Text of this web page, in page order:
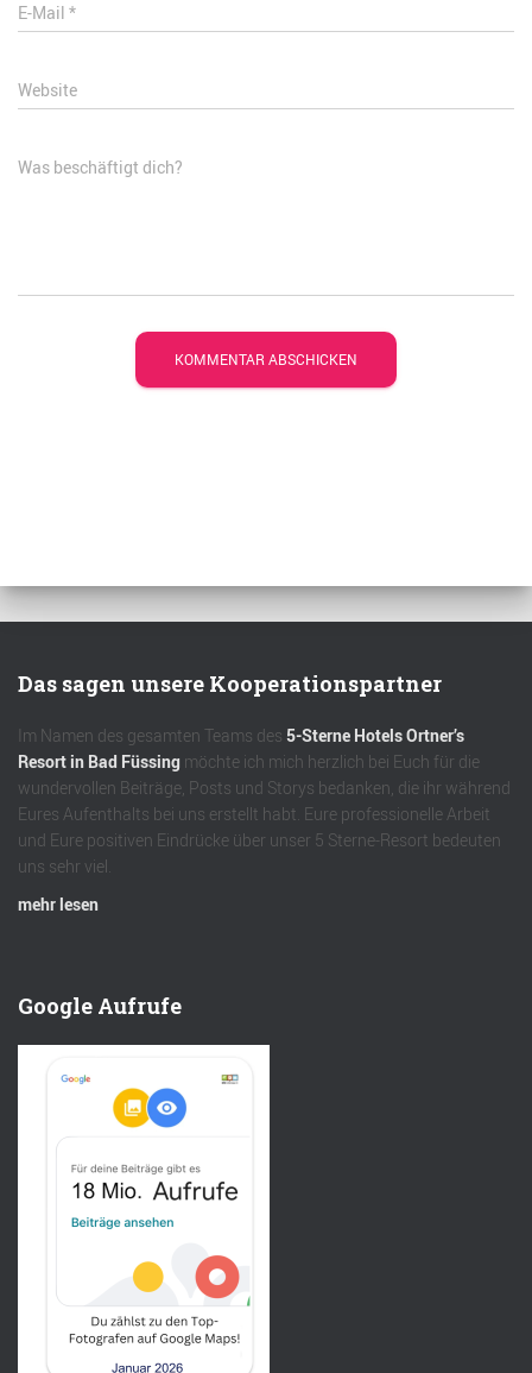
E-Mail *
Website
Was beschäftigt dich?
Das sagen unsere Kooperationspartner
Im Namen des gesamten Teams des 5-Sterne Hotels Ortner’s
Resort in Bad Füssing möchte ich mich herzlich bei Euch für die
wundervollen Beiträge, Posts und Storys bedanken, die ihr während
Eures Aufenthalts bei uns erstellt habt. Eure professionelle Arbeit
und Eure positiven Eindrücke über unser 5 Sterne-Resort bedeuten
uns sehr viel.
mehr lesen
Google Aufrufe